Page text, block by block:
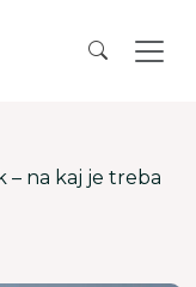
– na kaj je treba